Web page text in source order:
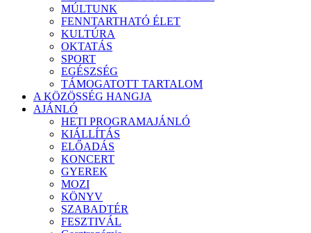
MÚLTUNK
FENNTARTHATÓ ÉLET
KULTÚRA
OKTATÁS
SPORT
EGÉSZSÉG
TÁMOGATOTT TARTALOM
A KÖZÖSSÉG HANGJA
AJÁNLÓ
HETI PROGRAMAJÁNLÓ
KIÁLLÍTÁS
ELŐADÁS
KONCERT
GYEREK
MOZI
KÖNYV
SZABADTÉR
FESZTIVÁL